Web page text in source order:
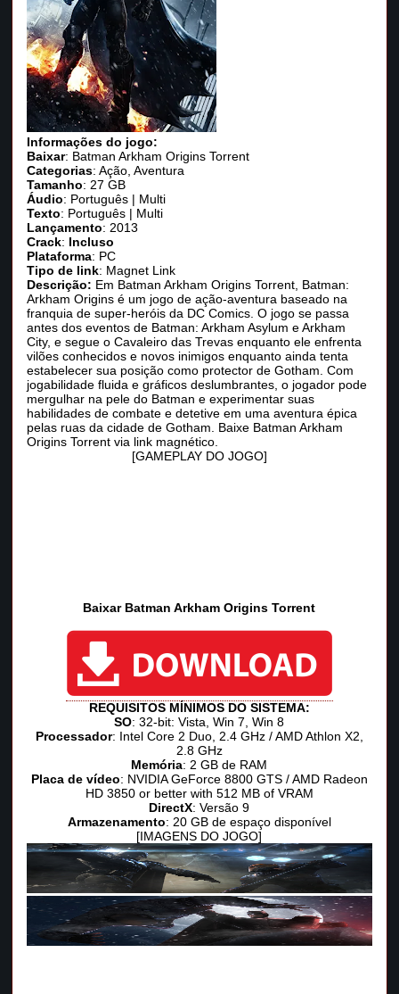
Informações do jogo:
Baixar: Batman Arkham Origins Torrent
Categorias: Ação, Aventura
Tamanho: 27 GB
Áudio: Português | Multi
Texto: Português | Multi
Lançamento: 2013
Crack: Incluso
Plataforma: PC
Tipo de link: Magnet Link
Descrição: Em Batman Arkham Origins Torrent, Batman:
Arkham Origins é um jogo de ação-aventura baseado na
franquia de super-heróis da DC Comics. O jogo se passa
antes dos eventos de Batman: Arkham Asylum e Arkham
City, e segue o Cavaleiro das Trevas enquanto ele enfrenta
vilões conhecidos e novos inimigos enquanto ainda tenta
estabelecer sua posição como protector de Gotham. Com
jogabilidade fluida e gráficos deslumbrantes, o jogador pode
mergulhar na pele do Batman e experimentar suas
habilidades de combate e detetive em uma aventura épica
pelas ruas da cidade de Gotham. Baixe Batman Arkham
Origins Torrent via link magnético.
[GAMEPLAY DO JOGO]
Baixar Batman Arkham Origins Torrent
REQUISITOS MÍNIMOS DO SISTEMA:
SO: 32-bit: Vista, Win 7, Win 8
Processador: Intel Core 2 Duo, 2.4 GHz / AMD Athlon X2,
2.8 GHz
Memória: 2 GB de RAM
Placa de vídeo: NVIDIA GeForce 8800 GTS / AMD Radeon
HD 3850 or better with 512 MB of VRAM
DirectX: Versão 9
Armazenamento: 20 GB de espaço disponível
[IMAGENS DO JOGO]